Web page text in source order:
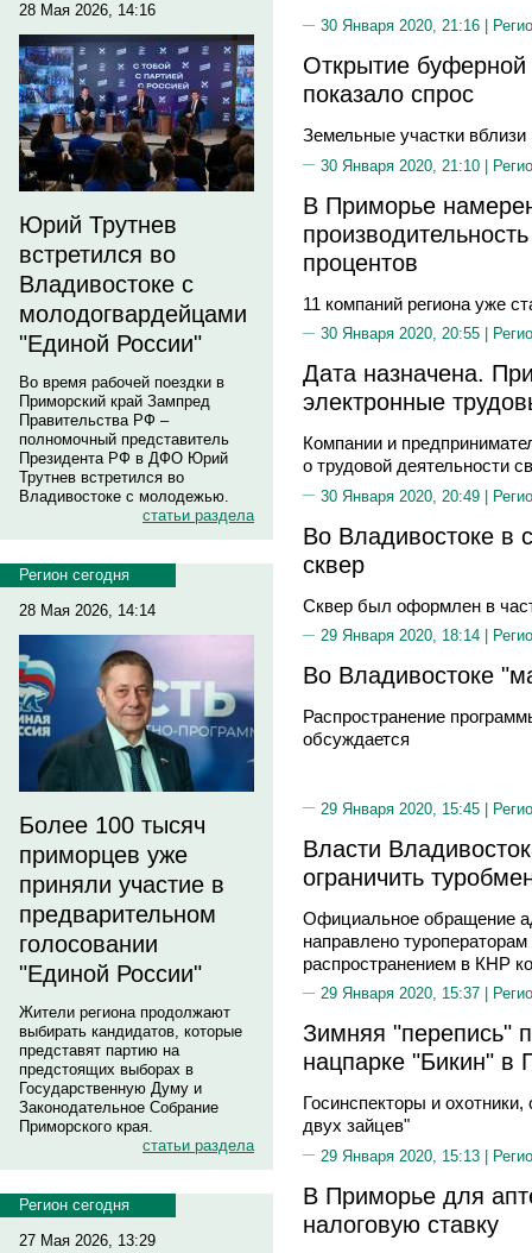
28 Мая 2026, 14:16
Юрий Трутнев
встретился во
Владивостоке с
молодогвардейцами
"Единой России"
Во время рабочей поездки в
Приморский край Зампред
Правительства РФ –
полномочный представитель
Президента РФ в ДФО Юрий
Трутнев встретился во
Владивостоке с молодежью.
статьи раздела
Регион сегодня
28 Мая 2026, 14:14
Более 100 тысяч
приморцев уже
приняли участие в
предварительном
голосовании
"Единой России"
Жители региона продолжают
выбирать кандидатов, которые
представят партию на
предстоящих выборах в
Государственную Думу и
Законодательное Собрание
Приморского края.
статьи раздела
Регион сегодня
27 Мая 2026, 13:29
30 Января 2020, 21:16 |
Открытие буферной
показало спрос
Земельные участки
30 Января 2020, 21:10 |
В Приморье
процентов
11 компаний региона уже
30 Января 2020, 20:55 |
Дата назначена.
электронные
Компании и
о трудовой деятельности
30 Января 2020, 20:49 |
Во Владивостоке в
сквер
Сквер был оформлен в
29 Января 2020, 18:14 |
Во Владивостоке
Распространение
обсуждается
29 Января 2020, 15:45 |
Власти
ограничить
Официальное обращение
направлено
распространением в КНР
29 Января 2020, 15:37 |
Зимняя "перепись"
нацпарке "Бикин" в
Госинспекторы и охотники,
двух зайцев"
29 Января 2020, 15:13 |
В Приморье для
налоговую ставку